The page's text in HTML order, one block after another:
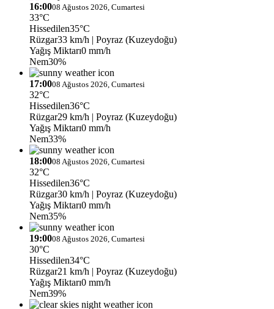
16:0008 Ağustos 2026, Cumartesi
33°C
Hissedilen35°C
Rüzgar33 km/h | Poyraz (Kuzeydoğu)
Yağış Miktarı0 mm/h
Nem30%
17:0008 Ağustos 2026, Cumartesi
32°C
Hissedilen36°C
Rüzgar29 km/h | Poyraz (Kuzeydoğu)
Yağış Miktarı0 mm/h
Nem33%
18:0008 Ağustos 2026, Cumartesi
32°C
Hissedilen36°C
Rüzgar30 km/h | Poyraz (Kuzeydoğu)
Yağış Miktarı0 mm/h
Nem35%
19:0008 Ağustos 2026, Cumartesi
30°C
Hissedilen34°C
Rüzgar21 km/h | Poyraz (Kuzeydoğu)
Yağış Miktarı0 mm/h
Nem39%